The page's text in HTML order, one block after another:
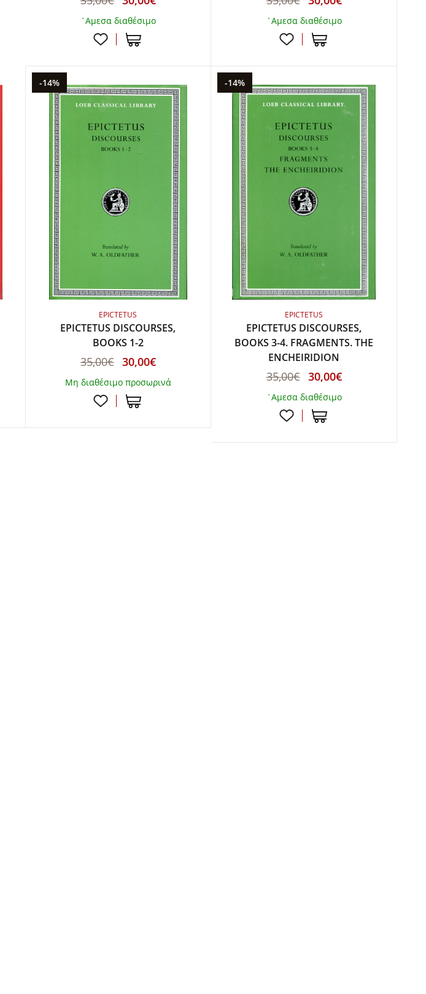
`Αμεσα διαθέσιμο `Αμεσα διαθέσιμο
-14%
EPICTETUS
EPICTETUS DISCOURSES,
BOOKS 1-2
35,00€ 30,00€
Μη διαθέσιμο προσωρινά
-14%
EPICTETUS
EPICTETUS DISCOURSES,
BOOKS 3-4. FRAGMENTS. THE
ENCHEIRIDION
35,00€ 30,00€
`Αμεσα διαθέσιμο